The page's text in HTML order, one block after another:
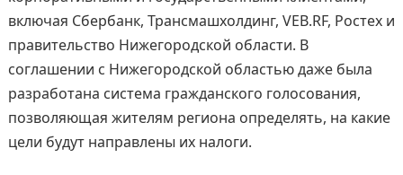
включая Сбербанк, Трансмашхолдинг, VEB.RF, Ростех и
правительство Нижегородской области. В
соглашении с Нижегородской областью даже была
разработана система гражданского голосования,
позволяющая жителям региона определять, на какие
цели будут направлены их налоги.